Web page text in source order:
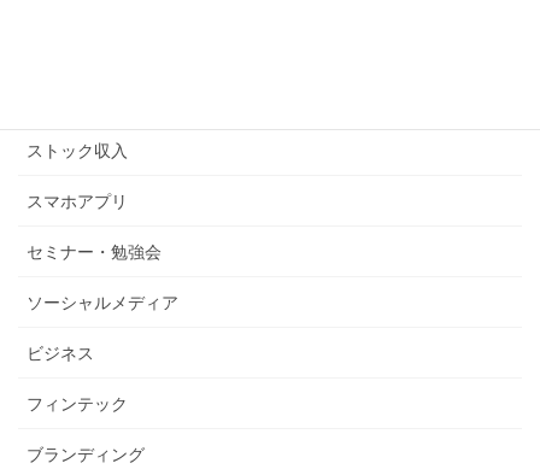
ストック収入
スマホアプリ
セミナー・勉強会
ソーシャルメディア
ビジネス
フィンテック
ブランディング